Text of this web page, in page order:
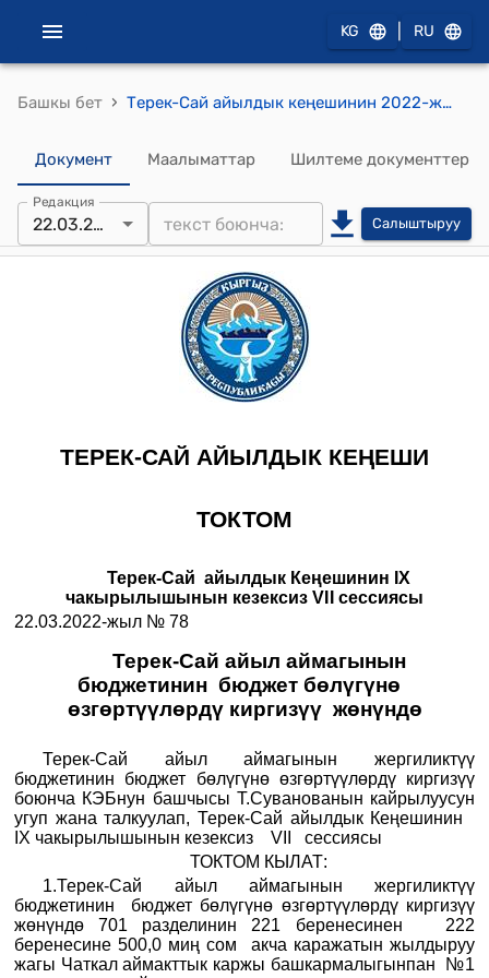
KG RU
Башкы бет › Терек-Сай айылдык кеңешинин 2022-жылдын 22-мартындагы № 78 "Терек-Сай айыл аймагынын бюджетинин бюджет бөлүгүнө өзгөртүүлөрдү киргизүү жөнүндө" токтому
Документ Маалыматтар Шилтеме документтер
Редакция
22.03.2022 Салыштыруу